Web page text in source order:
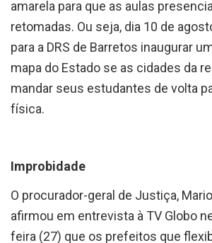
retomadas. Ou seja, dia 10 de
para a DRS de Barretos inaugurar
mapa do Estado se as cidades da
mandar seus estudantes de volta
física.
O procurador-geral de Justiça, Mario
afirmou em entrevista à TV Globo
feira (27) que os prefeitos que
quarentena além do Plano SP vão